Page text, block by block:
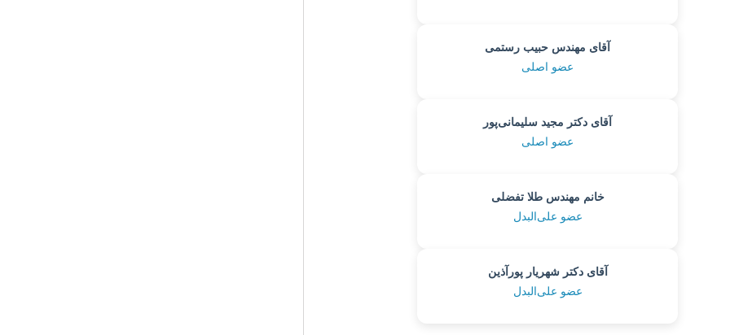
آقای مهندس حبیب رستمی
عضو اصلی
آقای دکتر مجید سلیمانی‌پور
عضو اصلی
خانم مهندس طلا تفضلی
عضو علی‌البدل
آقای دکتر شهریار پورآذین
عضو علی‌البدل